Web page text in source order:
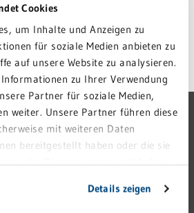
Cookies
um Inhalte und Anzeigen zu
für soziale Medien anbieten zu
auf unsere Website zu analysieren.
zu Ihrer Verwendung
Partner für soziale Medien,
weiter. Unsere Partner führen diese
mit weiteren Daten
bereitgestellt haben oder die sie
Details zeigen